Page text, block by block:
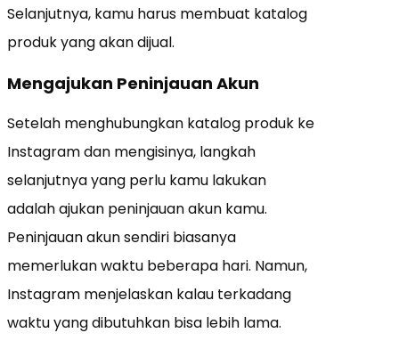
Selanjutnya, kamu harus membuat katalog
produk yang akan dijual.
Mengajukan Peninjauan Akun
Setelah menghubungkan katalog produk ke
Instagram dan mengisinya, langkah
selanjutnya yang perlu kamu lakukan
adalah ajukan peninjauan akun kamu.
Peninjauan akun sendiri biasanya
memerlukan waktu beberapa hari. Namun,
Instagram menjelaskan kalau terkadang
waktu yang dibutuhkan bisa lebih lama.